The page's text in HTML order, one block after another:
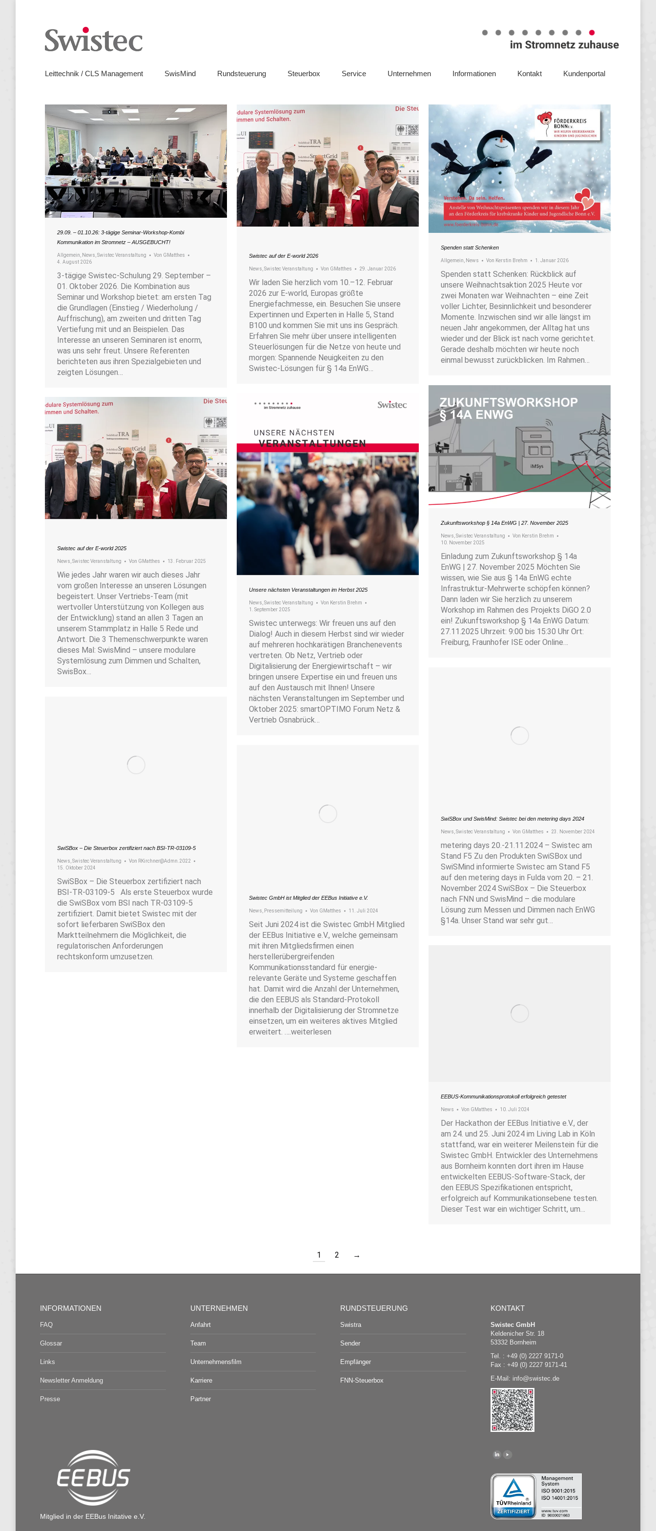
Leittechnik / CLS Management SwisMind Rundsteuerung Steuerbox Service Unternehmen Informationen Kontakt Kundenportal
29.09. – 01.10.26: 3-tägige Seminar-Workshop-Kombi
Kommunikation im Stromnetz – AUSGEBUCHT!
Allgemein News Swistec Veranstaltung Von GMatthes
4. August 2026
3-tägige Swistec-Schulung 29. September –
01. Oktober 2026. Die Kombination aus
Seminar und Workshop bietet: am ersten Tag
die Grundlagen (Einstieg / Wiederholung /
Auffrischung), am zweiten und dritten Tag
Vertiefung mit und an Beispielen. Das
Interesse an unseren Seminaren ist enorm,
was uns sehr freut. Unsere Referenten
berichteten aus ihren Spezialgebieten und
zeigten Lösungen…
Swistec auf der E-world 2026
News Swistec Veranstaltung Von GMatthes 29. Januar 2026
Wir laden Sie herzlich vom 10.–12. Februar
2026 zur E-world, Europas größte
Energiefachmesse, ein. Besuchen Sie unsere
Expertinnen und Experten in Halle 5, Stand
B100 und kommen Sie mit uns ins Gespräch.
Erfahren Sie mehr über unsere intelligenten
Steuerlösungen für die Netze von heute und
morgen: Spannende Neuigkeiten zu den
Swistec-Lösungen für § 14a EnWG…
Spenden statt Schenken
Allgemein, News Von Kerstin Brehm 1. Januar 2026
Spenden statt Schenken: Rückblick auf
unsere Weihnachtsaktion 2025 Heute vor
zwei Monaten war Weihnachten – eine Zeit
voller Lichter, Besinnlichkeit und besonderer
Momente. Inzwischen sind wir alle längst im
neuen Jahr angekommen, der Alltag hat uns
wieder und der Blick ist nach vorne gerichtet.
Gerade deshalb möchten wir heute noch
einmal bewusst zurückblicken. Im Rahmen…
Zukunftsworkshop § 14a EnWG | 27. November 2025
News Swistec Veranstaltung Von Kerstin Brehm
10. November 2025
Einladung zum Zukunftsworkshop § 14a
EnWG | 27. November 2025 Möchten Sie
wissen, wie Sie aus § 14a EnWG echte
Infrastruktur-Mehrwerte schöpfen können?
Dann laden wir Sie herzlich zu unserem
Workshop im Rahmen des Projekts DiGO 2.0
ein! Zukunftsworkshop § 14a EnWG Datum:
27.11.2025 Uhrzeit: 9:00 bis 15:30 Uhr Ort:
Freiburg, Fraunhofer ISE oder Online…
Unsere nächsten Veranstaltungen im Herbst 2025
News Swistec Veranstaltung Von Kerstin Brehm
1. September 2025
Swistec unterwegs: Wir freuen uns auf den
Dialog! Auch in diesem Herbst sind wir wieder
auf mehreren hochkarätigen Branchenevents
vertreten. Ob Netz, Vertrieb oder
Digitalisierung der Energiewirtschaft – wir
bringen unsere Expertise ein und freuen uns
auf den Austausch mit Ihnen! Unsere
nächsten Veranstaltungen im September und
Oktober 2025: smartOPTIMO Forum Netz &
Vertrieb Osnabrück…
Swistec auf der E-world 2025
News Swistec Veranstaltung Von GMatthes 13. Februar 2025
Wie jedes Jahr waren wir auch dieses Jahr
vom großen Interesse an unseren Lösungen
begeistert. Unser Vertriebs-Team (mit
wertvoller Unterstützung von Kollegen aus
der Entwicklung) stand an allen 3 Tagen an
unserem Stammplatz in Halle 5 Rede und
Antwort. Die 3 Themenschwerpunkte waren
dieses Mal: SwisMind – unsere modulare
Systemlösung zum Dimmen und Schalten,
SwisBox…
SwiSBox und SwisMind: Swistec bei den metering days 2024
News Swistec Veranstaltung Von GMatthes 23. November 2024
metering days 20.-21.11.2024 – Swistec am
Stand F5 Zu den Produkten SwiSBox und
SwiSMind informierte Swistec am Stand F5
auf den metering days in Fulda vom 20. – 21.
November 2024 SwiSBox – Die Steuerbox
nach FNN und SwisMind – die modulare
Lösung zum Messen und Dimmen nach EnWG
§14a. Unser Stand war sehr gut…
SwiSBox – Die Steuerbox zertifiziert nach BSI-TR-03109-5
News Swistec Veranstaltung Von RKirchner@Admn.2022
15. Oktober 2024
SwiSBox – Die Steuerbox zertifiziert nach
BSI-TR-03109-5 Als erste Steuerbox wurde
die SwiSBox vom BSI nach TR-03109-5
zertifiziert. Damit bietet Swistec mit der
sofort lieferbaren SwiSBox den
Marktteilnehmern die Möglichkeit, die
regulatorischen Anforderungen
rechtskonform umzusetzen.
Swistec GmbH ist Mitglied der EEBus Initiative e.V.
News, Pressemitteilung Von GMatthes 11. Juli 2024
Seit Juni 2024 ist die Swistec GmbH Mitglied
der EEBus Initiative e.V., welche gemeinsam
mit ihren Mitgliedsfirmen einen
herstellerübergreifenden
Kommunikationsstandard für energie-
relevante Geräte und Systeme geschaffen
hat. Damit wird die Anzahl der Unternehmen,
die den EEBUS als Standard-Protokoll
innerhalb der Digitalisierung der Stromnetze
einsetzen, um ein weiteres aktives Mitglied
erweitert. ….weiterlesen
EEBUS-Kommunikationsprotokoll erfolgreich getestet
News Von GMatthes 10. Juli 2024
Der Hackathon der EEBus Initiative e.V., der
am 24. und 25. Juni 2024 im Living Lab in Köln
stattfand, war ein weiterer Meilenstein für die
Swistec GmbH. Entwickler des Unternehmens
aus Bornheim konnten dort ihren im Hause
entwickelten EEBUS-Software-Stack, der
den EEBUS Spezifikationen entspricht,
erfolgreich auf Kommunikationsebene testen.
Dieser Test war ein wichtiger Schritt, um…
1 2 →
INFORMATIONEN
FAQ
Glossar
Links
Newsletter Anmeldung
Presse
Mitglied in der EEBus Initative e.V.
UNTERNEHMEN
Anfahrt
Team
Unternehmensfilm
Karriere
Partner
RUNDSTEUERUNG
Swistra
Sender
Empfänger
FNN-Steuerbox
KONTAKT
Swistec GmbH
Keldenicher Str. 18
53332 Bornheim
Tel. : +49 (0) 2227 9171-0
Fax : +49 (0) 2227 9171-41
E-Mail:
@swistec.de
Informationen Kontakt Kundenportal